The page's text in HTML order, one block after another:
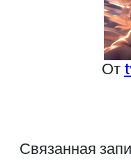
От
Связанная